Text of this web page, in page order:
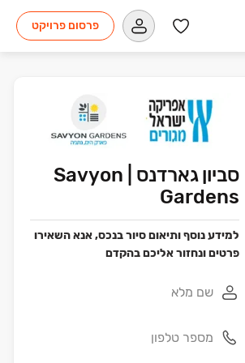
פרסום פרויקט
סביון גארדנס | Savyon
Gardens
למידע נוסף ותיאום סיור בנכס, אנא השאירו
פרטים ונחזור אליכם בהקדם